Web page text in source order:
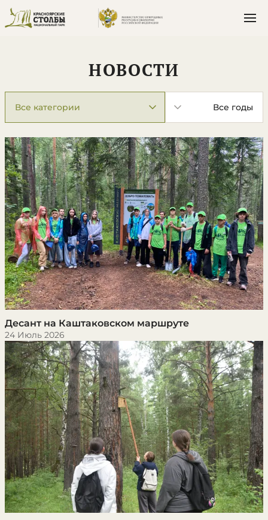
НОВОСТИ
Категория Год
Десант на Каштаковском маршруте
24 Июль 2026